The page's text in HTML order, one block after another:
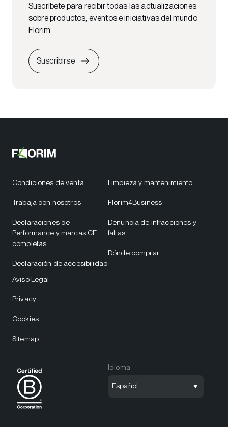
Suscríbete para recibir todas las actualizaciones
sobre productos, eventos e iniciativas del mundo
Florim
Suscribirse
Condiciones de venta
Trabaja con nosotros
Declaraciones de
Performance y marcas CE
completas
Declaración de accesibilidad
Limpieza y mantenimiento
Florim4Business
Denuncia de infracciones y
faltas
Dónde comprar
Aviso Legal
Privacy
Cookies
Sitemap
Idioma
Español